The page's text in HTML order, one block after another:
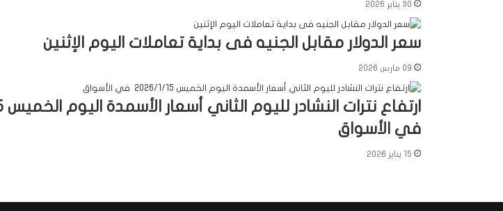
30 يناير 2026
سعر الدولار مقابل الجنيه فى بداية تعاملات اليوم الإثنين
09 مارس 2026
في الأسواق
15 يناير 2026